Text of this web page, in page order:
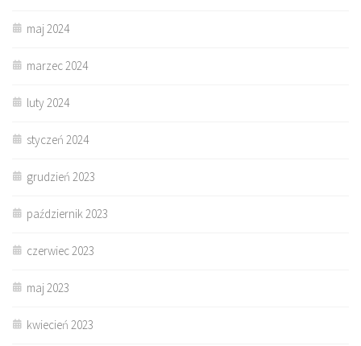
maj 2024
marzec 2024
luty 2024
styczeń 2024
grudzień 2023
październik 2023
czerwiec 2023
maj 2023
kwiecień 2023